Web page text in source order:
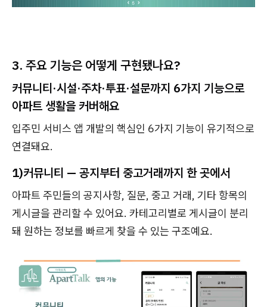
3. 주요 기능은 어떻게 구현됐나요?
커뮤니티·시설·주차·투표·설문까지 6가지 기능으로
아파트 생활을 커버해요
입주민 서비스 앱 개발의 핵심인 6가지 기능이 유기적으로
연결돼요.
1)커뮤니티 — 공지부터 중고거래까지 한 곳에서
아파트 주민들의 공지사항, 질문, 중고 거래, 기타 항목의
게시글을 관리할 수 있어요. 카테고리별로 게시글이 분리
돼 원하는 정보를 빠르게 찾을 수 있는 구조예요.